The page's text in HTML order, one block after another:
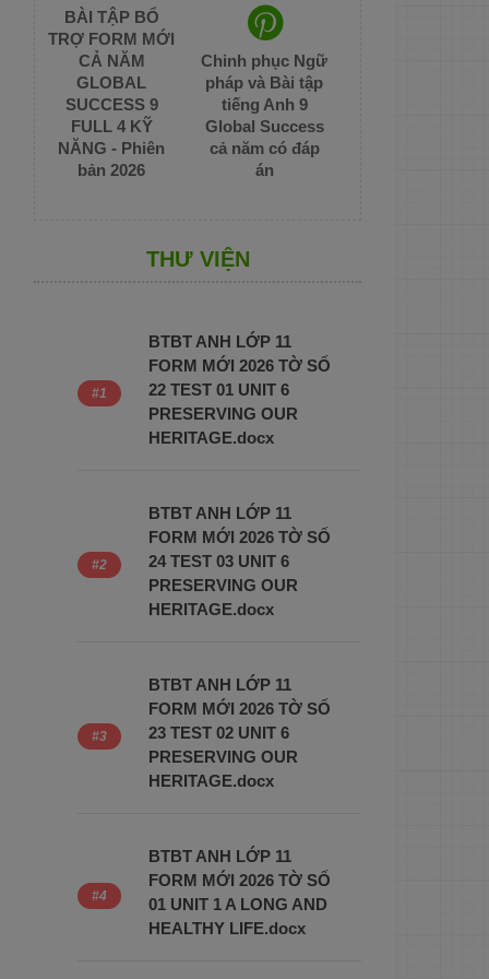
BÀI TẬP BỔ
TRỢ FORM MỚI
CẢ NĂM
GLOBAL
SUCCESS 9
FULL 4 KỸ
NĂNG - Phiên
bản 2026
Chinh phục Ngữ
pháp và Bài tập
tiếng Anh 9
Global Success
cả năm có đáp
án
THƯ VIỆN
BTBT ANH LỚP 11
FORM MỚI 2026 TỜ SỐ
22 TEST 01 UNIT 6
PRESERVING OUR
HERITAGE.docx
BTBT ANH LỚP 11
FORM MỚI 2026 TỜ SỐ
24 TEST 03 UNIT 6
PRESERVING OUR
HERITAGE.docx
BTBT ANH LỚP 11
FORM MỚI 2026 TỜ SỐ
23 TEST 02 UNIT 6
PRESERVING OUR
HERITAGE.docx
BTBT ANH LỚP 11
FORM MỚI 2026 TỜ SỐ
01 UNIT 1 A LONG AND
HEALTHY LIFE.docx